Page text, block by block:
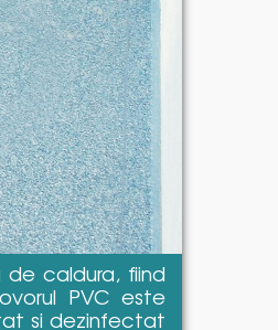
caldura, fiind
PVC este
si dezinfectat